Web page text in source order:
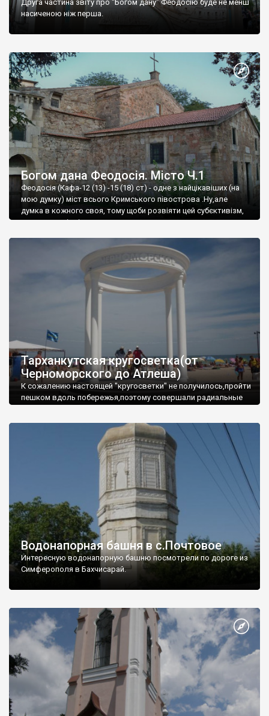
Друга частина звіту про "Богом дану" Феодосію буде не менш
насиченою ніж перша.
Богом дана Феодосія. Місто Ч.1
Феодосія (Кафа-12 (13) -15 (18) ст) - одне з найцікавіших (на
мою думку) міст всього Кримського півострова .Ну,але
думка в кожного своя, тому щоби розвіяти цей субєктивізм,
запрошую відвідати це
Тарханкутская кругосветка(от
Черноморского до Атлеша)
К сожалению настоящей "кругосветки" не получилось,пройти
пешком вдоль побережья,поэтому совершали радиальные
Водонапорная башня в с.Почтовое
Интересную водонапорную башню посмотрели по дороге из
Симферополя в Бахчисарай.